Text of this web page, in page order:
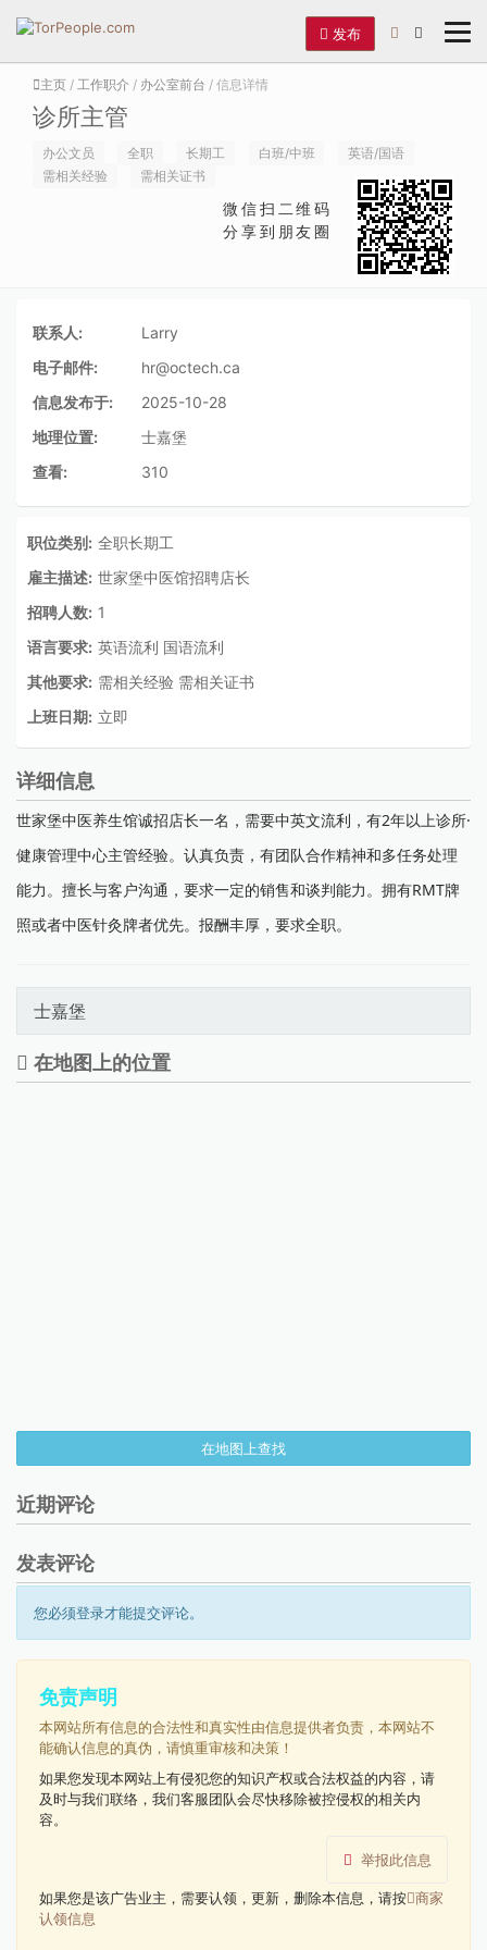
发布
主页 / 工作职介 / 办公室前台 / 信息详情
诊所主管
办公文员 全职 长期工 白班/中班
英语/国语
需相关经验
需相关证书
微信扫二维码
分享到朋友圈
联系人:
Larry
电子邮件:
hr@octech.ca
信息发布于:
2025-10-28
地理位置:
士嘉堡
查看:
310
职位类别: 全职长期工
雇主描述: 世家堡中医馆招聘店长
招聘人数: 1
语言要求: 英语流利 国语流利
其他要求: 需相关经验 需相关证书
上班日期: 立即
详细信息
世家堡中医养生馆诚招店长一名，需要中英文流利，有2年以上诊所·
健康管理中心主管经验。认真负责，有团队合作精神和多任务处理
能力。擅长与客户沟通，要求一定的销售和谈判能力。拥有RMT牌
照或者中医针灸牌者优先。报酬丰厚，要求全职。
士嘉堡
在地图上的位置
在地图上查找
近期评论
发表评论
您必须登录才能提交评论。
免责声明
本网站所有信息的合法性和真实性由信息提供者负责，本网站不
能确认信息的真伪，请慎重审核和决策！
如果您发现本网站上有侵犯您的知识产权或合法权益的内容，请
及时与我们联络，我们客服团队会尽快移除被控侵权的相关内
容。
举报此信息
如果您是该广告业主，需要认领，更新，删除本信息，请按 商家
认领信息